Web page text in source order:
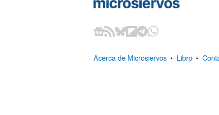
Acerca de Microsiervos • Libro •